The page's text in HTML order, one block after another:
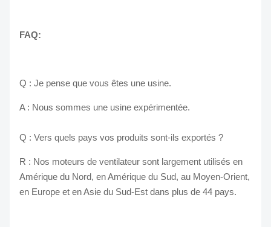
FAQ:
Q : Je pense que vous êtes une usine.
A : Nous sommes une usine expérimentée.
Q : Vers quels pays vos produits sont-ils exportés ?
R : Nos moteurs de ventilateur sont largement utilisés en
Amérique du Nord, en Amérique du Sud, au Moyen-Orient,
en Europe et en Asie du Sud-Est dans plus de 44 pays.